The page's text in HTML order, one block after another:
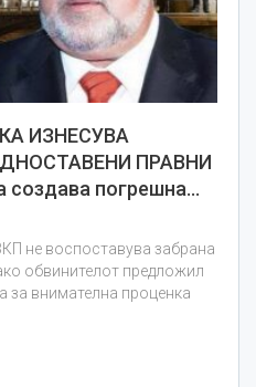
ИЗНЕСУВА
ПРАВНИ
погрешна…
не воспоставува забрана
обвинителот предложил
за внимателна проценка